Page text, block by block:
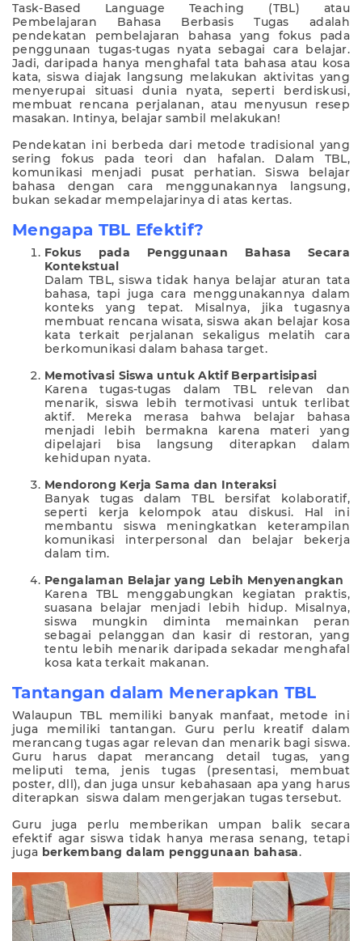
Task-Based Language Teaching (TBL) atau
Pembelajaran Bahasa Berbasis Tugas adalah
pendekatan pembelajaran bahasa yang fokus pada
penggunaan tugas-tugas nyata sebagai cara belajar.
Jadi, daripada hanya menghafal tata bahasa atau kosa
kata, siswa diajak langsung melakukan aktivitas yang
menyerupai situasi dunia nyata, seperti berdiskusi,
membuat rencana perjalanan, atau menyusun resep
masakan. Intinya, belajar sambil melakukan!
Pendekatan ini berbeda dari metode tradisional yang
sering fokus pada teori dan hafalan. Dalam TBL,
komunikasi menjadi pusat perhatian. Siswa belajar
bahasa dengan cara menggunakannya langsung,
bukan sekadar mempelajarinya di atas kertas.
Mengapa TBL Efektif?
Fokus pada Penggunaan Bahasa Secara
Kontekstual
Dalam TBL, siswa tidak hanya belajar aturan tata
bahasa, tapi juga cara menggunakannya dalam
konteks yang tepat. Misalnya, jika tugasnya
membuat rencana wisata, siswa akan belajar kosa
kata terkait perjalanan sekaligus melatih cara
berkomunikasi dalam bahasa target.
Memotivasi Siswa untuk Aktif Berpartisipasi
Karena tugas-tugas dalam TBL relevan dan
menarik, siswa lebih termotivasi untuk terlibat
aktif. Mereka merasa bahwa belajar bahasa
menjadi lebih bermakna karena materi yang
dipelajari bisa langsung diterapkan dalam
kehidupan nyata.
Mendorong Kerja Sama dan Interaksi
Banyak tugas dalam TBL bersifat kolaboratif,
seperti kerja kelompok atau diskusi. Hal ini
membantu siswa meningkatkan keterampilan
komunikasi interpersonal dan belajar bekerja
dalam tim.
Pengalaman Belajar yang Lebih Menyenangkan
Karena TBL menggabungkan kegiatan praktis,
suasana belajar menjadi lebih hidup. Misalnya,
siswa mungkin diminta memainkan peran
sebagai pelanggan dan kasir di restoran, yang
tentu lebih menarik daripada sekadar menghafal
kosa kata terkait makanan.
Tantangan dalam Menerapkan TBL
Walaupun TBL memiliki banyak manfaat, metode ini
juga memiliki tantangan. Guru perlu kreatif dalam
merancang tugas agar relevan dan menarik bagi siswa.
Guru harus dapat merancang detail tugas, yang
meliputi tema, jenis tugas (presentasi, membuat
poster, dll), dan juga unsur kebahasaan apa yang harus
diterapkan siswa dalam mengerjakan tugas tersebut.
Guru juga perlu memberikan umpan balik secara
efektif agar siswa tidak hanya merasa senang, tetapi
juga berkembang dalam penggunaan bahasa.